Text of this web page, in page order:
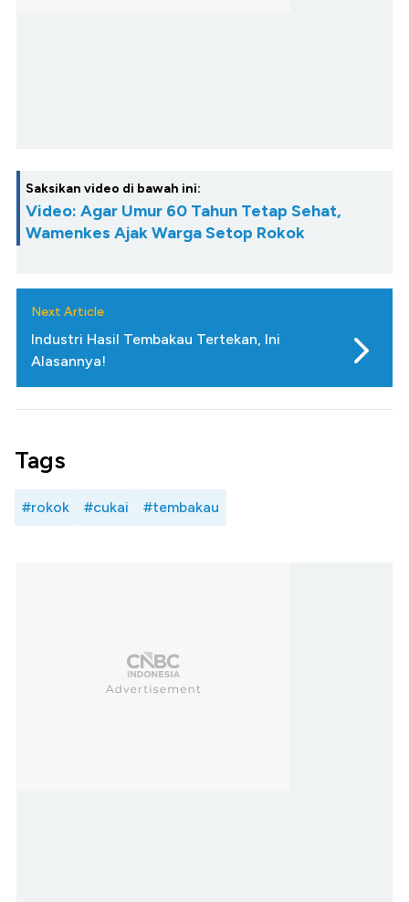
Saksikan video di bawah ini:
Video: Agar Umur 60 Tahun Tetap Sehat,
Wamenkes Ajak Warga Setop Rokok
Next Article
Industri Hasil Tembakau Tertekan, Ini
Alasannya!
Tags
#rokok #cukai #tembakau